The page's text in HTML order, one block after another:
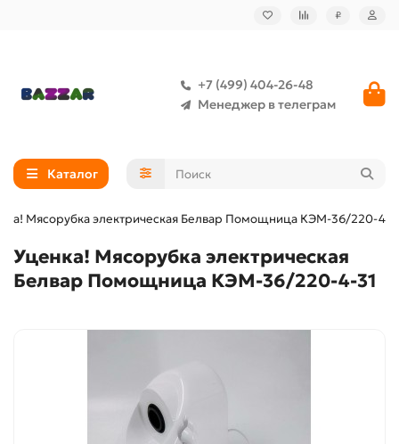
₽
+7 (499) 404-26-48
Менеджер в телеграм
Каталог
Мясорубка электрическая Белвар Помощница КЭМ-36/220-4-
Уценка! Мясорубка электрическая
Белвар Помощница КЭМ-36/220-4-31